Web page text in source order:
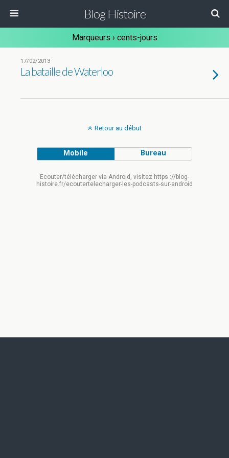
Blog Histoire
Marqueurs › cents-jours
17/02/2013
La bataille de Waterloo
Retour au début
Mobile Bureau
Ecouter/télécharger via Android, visitez https ://blog-
histoire.fr/ecoutertelecharger-les-podcasts-sur-android